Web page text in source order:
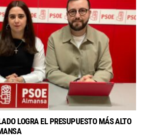
LOGRA EL PRESUPUESTO MÁS ALTO